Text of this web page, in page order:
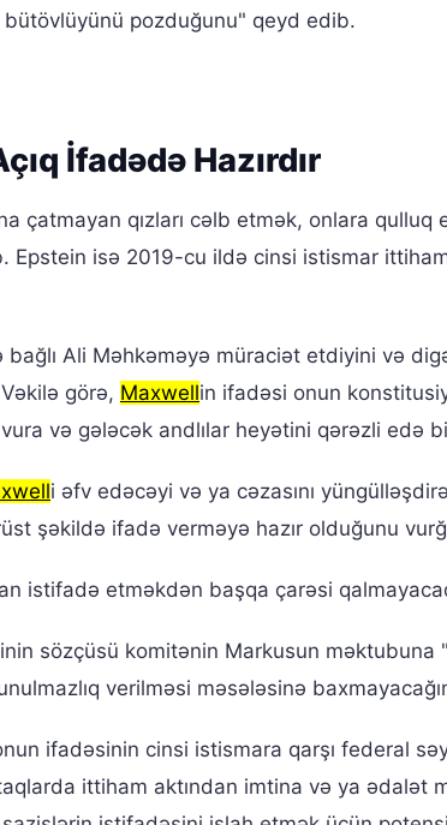
bütövlüyünü pozduğunu" qeyd edib.
İfadədə Hazırdır
çatmayan qızları cəlb etmək, onlara qulluq
isə 2019-cu ildə cinsi istismar
Ali Məhkəməyə müraciət etdiyini və
görə, Maxwellin ifadəsi onun
və gələcək andlılar heyətini qərəzli edə
i əfv edəcəyi və ya cəzasını
şəkildə ifadə verməyə hazır olduğunu
istifadə etməkdən başqa çarəsi
sözçüsü komitənin Markusun məktubuna
verilməsi məsələsinə
ifadəsinin cinsi istismara qarşı federal
ittiham aktından imtina və ya ədalət